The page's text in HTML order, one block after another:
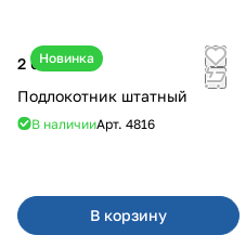
Новинка
2 600 ₽
Подлокотник штатный
В наличииАрт. 4816
В корзину